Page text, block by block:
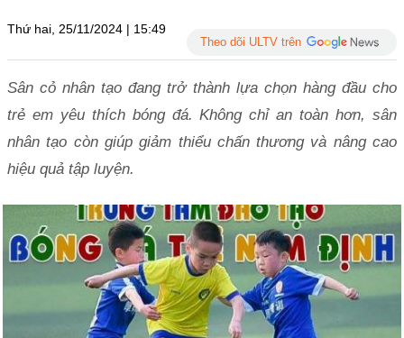
Thứ hai, 25/11/2024 | 15:49
Theo dõi ULTV trên
Sân cỏ nhân tạo đang trở thành lựa chọn hàng đầu cho
trẻ em yêu thích bóng đá. Không chỉ an toàn hơn, sân
nhân tạo còn giúp giảm thiểu chấn thương và nâng cao
hiệu quả tập luyện.